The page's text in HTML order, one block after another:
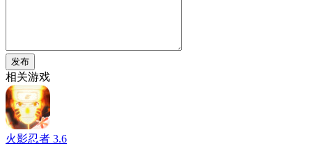
发布
相关游戏
火影忍者 3.6